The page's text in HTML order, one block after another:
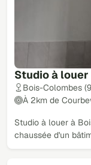
Studio à louer
Bois-Colombes
À 2km de
Studio à louer à
chaussée d'un